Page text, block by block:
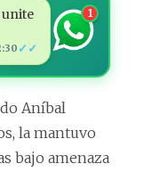
unite
✓✓
1
Aníbal
la mantuvo
bajo amenaza